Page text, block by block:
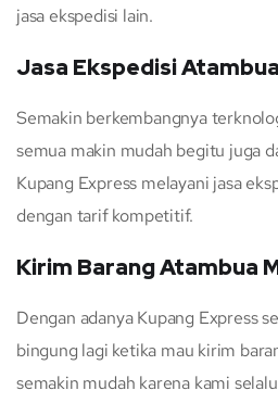
jasa ekspedisi lain.
Jasa Ekspedisi
Semakin berkembangnya
semua makin mudah begitu juga
Kupang Express melayani jasa
dengan tarif kompetitif.
Kirim Barang Atambua
Dengan adanya Kupang Express
bingung lagi ketika mau kirim
semakin mudah karena kami